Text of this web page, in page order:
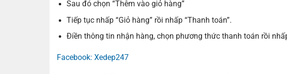
Sau đó chọn “Thêm vào giỏ hàng”
Tiếp tục nhấp “Giỏ hàng” rồi nhấp “Thanh toán”.
Điền thông tin nhận hàng, chọn phương thức thanh toán rồi
Facebook: Xedep247